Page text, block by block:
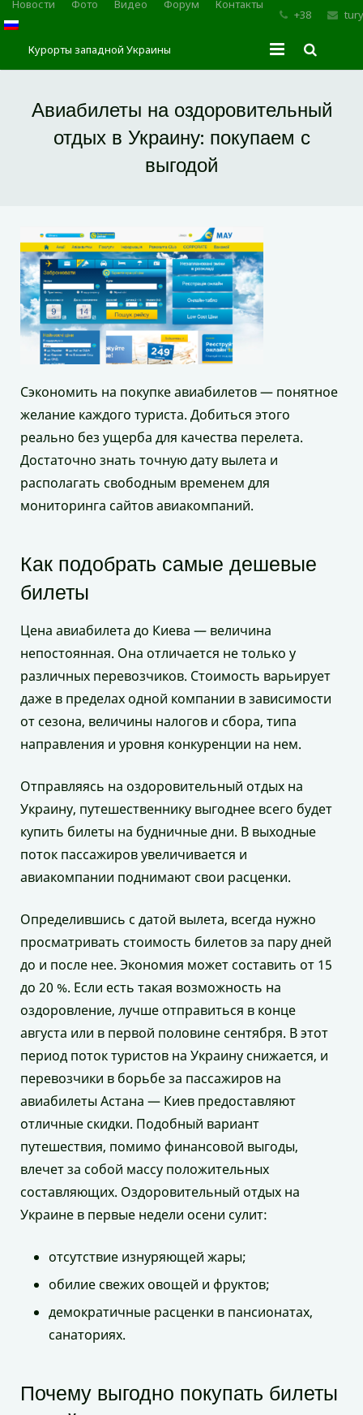
Новости Фото Видео Форум Контакты
+38
Курорты западной Украины
Карпаты
Авиабилеты на оздоровительный
отдых в Украину: покупаем с
выгодой
Сэкономить на покупке авиабилетов — понятное
желание каждого туриста. Добиться этого
реально без ущерба для качества перелета.
Достаточно знать точную дату вылета и
располагать свободным временем для
мониторинга сайтов авиакомпаний.
Как подобрать самые дешевые
билеты
Цена авиабилета до Киева — величина
непостоянная. Она отличается не только у
различных перевозчиков. Стоимость варьирует
даже в пределах одной компании в зависимости
от сезона, величины налогов и сбора, типа
направления и уровня конкуренции на нем.
Отправляясь на оздоровительный отдых на
Украину, путешественнику выгоднее всего будет
купить билеты на будничные дни. В выходные
поток пассажиров увеличивается и
авиакомпании поднимают свои расценки.
Определившись с датой вылета, всегда нужно
просматривать стоимость билетов за пару дней
до и после нее. Экономия может составить от 15
до 20 %. Если есть такая возможность на
оздоровление, лучше отправиться в конце
августа или в первой половине сентября. В этот
период поток туристов на Украину снижается, и
перевозчики в борьбе за пассажиров на
авиабилеты Астана — Киев предоставляют
отличные скидки. Подобный вариант
путешествия, помимо финансовой выгоды,
влечет за собой массу положительных
составляющих. Оздоровительный отдых на
Украине в первые недели осени сулит:
отсутствие изнуряющей жары;
обилие свежих овощей и фруктов;
демократичные расценки в пансионатах,
санаториях.
Почему выгодно покупать билеты